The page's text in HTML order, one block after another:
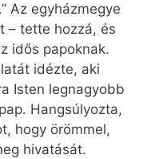
Az egyházmegye
– tette hozzá, és
idős papoknak.
idézte, aki
Isten legnagyobb
Hangsúlyozta,
hogy örömmel,
hivatását.